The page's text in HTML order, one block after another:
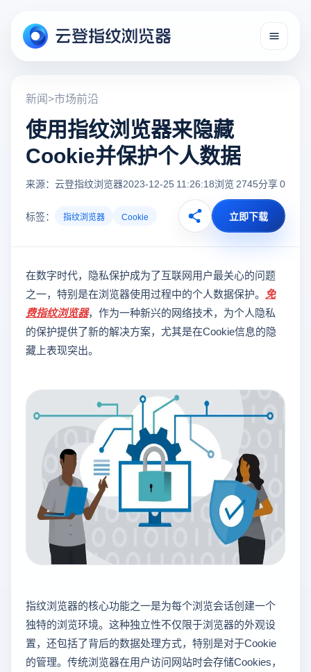
新闻>市场前沿
使用指纹浏览器来隐藏
Cookie并保护个人数据
来源：云登指纹浏览器2023-12-25 11:26:18浏览 2745分享 0
标签： 指纹浏览器 Cookie 立即下载
在数字时代，隐私保护成为了互联网用户最关心的问题
之一，特别是在浏览器使用过程中的个人数据保护。 免
费指纹浏览器，作为一种新兴的网络技术，为个人隐私
的保护提供了新的解决方案，尤其是在Cookie信息的隐
藏上表现突出。
指纹浏览器的核心功能之一是为每个浏览会话创建一个
独特的浏览环境。这种独立性不仅限于浏览器的外观设
置，还包括了背后的数据处理方式，特别是对于Cookie
的管理。传统浏览器在用户访问网站时会存储Cookies，